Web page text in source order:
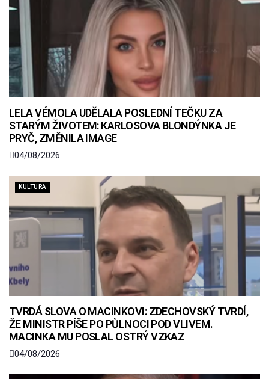
LELA VÉMOLA UDĚLALA POSLEDNÍ TEČKU ZA
STARÝM ŽIVOTEM: KARLOSOVA BLONDÝNKA JE
PRYČ, ZMĚNILA IMAGE
04/08/2026
KULTURA
TVRDÁ SLOVA O MACINKOVI: ZDECHOVSKÝ TVRDÍ,
ŽE MINISTR PÍŠE PO PŮLNOCI POD VLIVEM.
MACINKA MU POSLAL OSTRÝ VZKAZ
04/08/2026